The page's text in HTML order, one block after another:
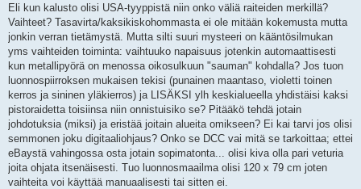
Eli kun kalusto olisi USA-tyyppistä niin onko väliä raiteiden merkillä?
Vaihteet? Tasavirta/kaksikiskohommasta ei ole mitään kokemusta mutta
jonkin verran tietämystä. Mutta silti suuri mysteeri on kääntösilmukan
yms vaihteiden toiminta: vaihtuuko napaisuus jotenkin automaattisesti
kun metallipyörä on menossa oikosulkuun "sauman" kohdalla? Jos tuon
luonnospiirroksen mukaisen tekisi (punainen maantaso, violetti toinen
kerros ja sininen yläkierros) ja LISÄKSI ylh keskialueella yhdistäisi kaksi
pistoraidetta toisiinsa niin onnistuisiko se? Pitääkö tehdä jotain
johdotuksia (miksi) ja eristää joitain alueita omikseen? Ei kai tarvi jos olisi
semmonen joku digitaaliohjaus? Onko se DCC vai mitä se tarkoittaa; ettei
eBaystä vahingossa osta jotain sopimatonta... olisi kiva olla pari veturia
joita ohjata itsenäisesti. Tuo luonnosmaailma olisi 120 x 79 cm joten
vaihteita voi käyttää manuaalisesti tai sitten ei.